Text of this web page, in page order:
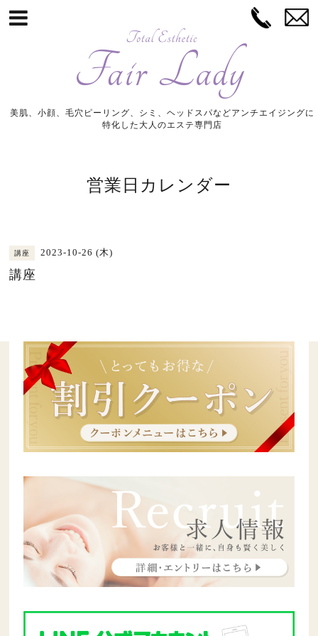
美肌、小顔、毛穴ピーリング、シミ、ヘッドスパなどアンチエイジングに
特化した大人のエステ専門店
営業日カレンダー
講座 2023-10-26 (木)
講座